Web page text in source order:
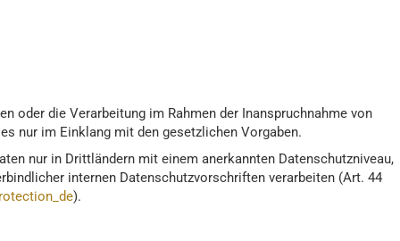
oder die Verarbeitung im Rahmen der Inanspruchnahme von
nur im Einklang mit den gesetzlichen Vorgaben.
nur in Drittländern mit einem anerkannten Datenschutzniveau,
internen Datenschutzvorschriften verarbeiten (Art. 44
).